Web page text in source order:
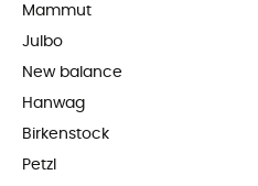
Mammut
Julbo
New balance
Hanwag
Birkenstock
Petzl